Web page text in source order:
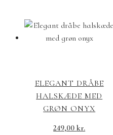
ELEGANT DRÅBE
HALSKÆDE MED
GRØN ONYX
249,00kr.